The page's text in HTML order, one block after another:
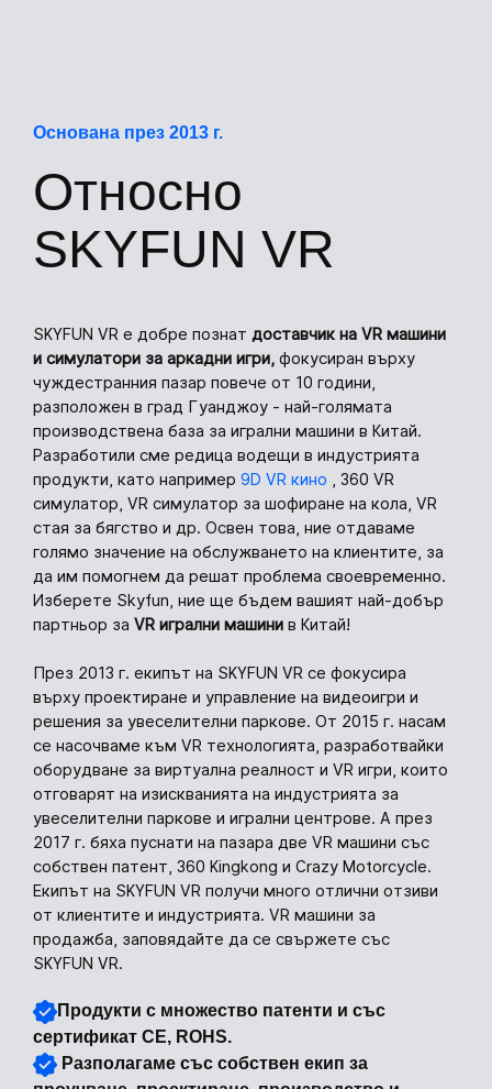
Основана през 2013 г.
Относно
SKYFUN VR
SKYFUN VR е добре познат доставчик на VR машини
и симулатори за аркадни игри, фокусиран върху
чуждестранния пазар повече от 10 години,
разположен в град Гуанджоу - най-голямата
производствена база за игрални машини в Китай.
Разработили сме редица водещи в индустрията
продукти, като например 9D VR кино , 360 VR
симулатор, VR симулатор за шофиране на кола, VR
стая за бягство и др. Освен това, ние отдаваме
голямо значение на обслужването на клиентите, за
да им помогнем да решат проблема своевременно.
Изберете Skyfun, ние ще бъдем вашият най-добър
партньор за VR игрални машини в Китай!
През 2013 г. екипът на SKYFUN VR се фокусира
върху проектиране и управление на видеоигри и
решения за увеселителни паркове. От 2015 г. насам
се насочваме към VR технологията, разработвайки
оборудване за виртуална реалност и VR игри, които
отговарят на изискванията на индустрията за
увеселителни паркове и игрални центрове. А през
2017 г. бяха пуснати на пазара две VR машини със
собствен патент, 360 Kingkong и Crazy Motorcycle.
Екипът на SKYFUN VR получи много отлични отзиви
от клиентите и индустрията. VR машини за
продажба, заповядайте да се свържете със
SKYFUN VR.
Продукти с множество патенти и със
сертификат CE, ROHS.
Разполагаме със собствен екип за